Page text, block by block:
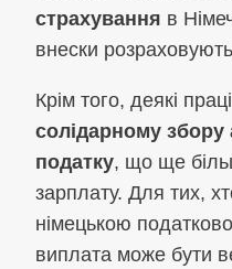
страхування в
внески
Крім того, деякі
солідарному
податку, що ще
зарплату. Для тих,
німецькою
виплата може бути